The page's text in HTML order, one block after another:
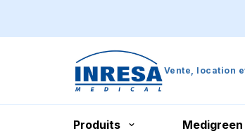
Vente, location
Produits Medigreen